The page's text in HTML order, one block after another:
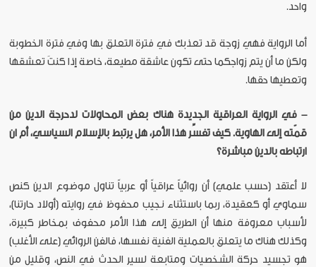
واحد.
أما الرواية فهي زوجة قد تعذبك في فترة التعلق بها وفي فترة الخطوبة
ولكن ما أن يتم زواجكما حتى تكون عاشقة مطيعة، خاصة إذا كنتَ تعشقها
وتعطيها حقها.
- في الرواية العراقية الجديدة هناك بعض المحاولات لدحرجة الدين من
قمّته إلى الهاوية. كيف تفسِّر هذا الأمر، هل يرتبط بالإسلام السياسي، أم ان
ارتباطه بالدين مباشرة؟
لا أعتقد (حسب علمي) أن روائياً عراقياً أو عربياً تناول موضوع الدين كنص
سماوي أو كعقيدة، ربما باستثناء نجيب محفوظ في روايته (أولاد حارتنا)،
لأسباب معروفة منها أن الطريق إلى هذا الأمر محفوف بمخاطر كبيرة،
وكذلك هناك ما يتعلق بالعملية الفنية نفسها، فالفن الروائي (على الأغلب)
هو تجسيد حركة الشخصيات ومتابعة لسير الحدث في النص، وقليل من